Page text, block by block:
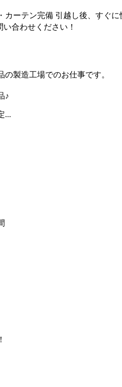
カーテン完備 引越し後、すぐ
合わせください！
製造工場でのお仕事です。
♪
...